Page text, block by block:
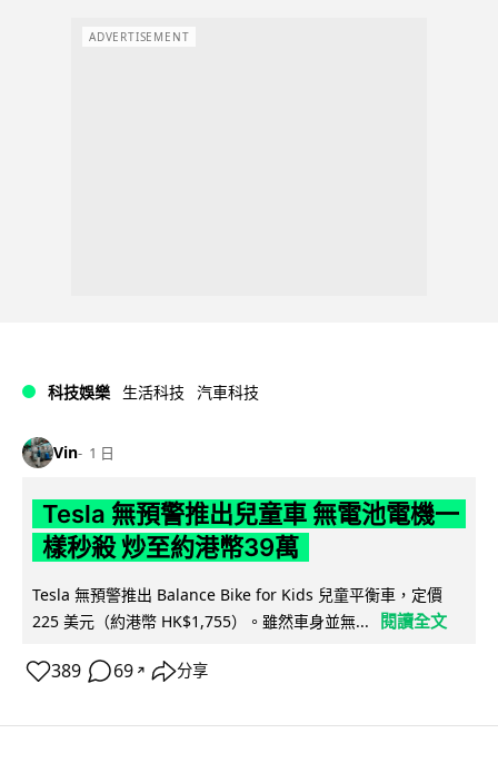
ADVERTISEMENT
科技娛樂 生活科技 汽車科技
Vin 1 日
Tesla 無預警推出兒童車 無電池電機一
樣秒殺 炒至約港幣39萬
Tesla 無預警推出 Balance Bike for Kids 兒童平衡車，定價
225 美元（約港幣 HK$1,755）。雖然車身並無...
閱讀全文
389 69 ↗ 分享